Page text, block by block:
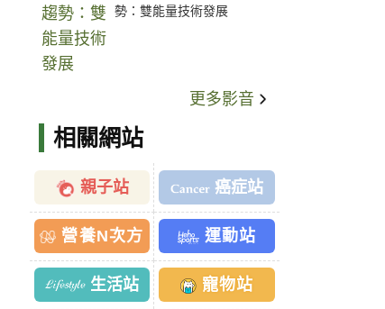
勢：雙能量技術發展
更多影音
相關網站
親子站 癌症站
營養N次方 運動站
生活站 寵物站